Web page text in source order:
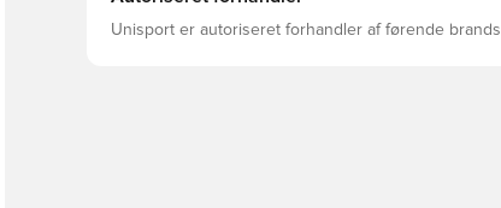
Unisport er autoriseret forhandler af førende brands